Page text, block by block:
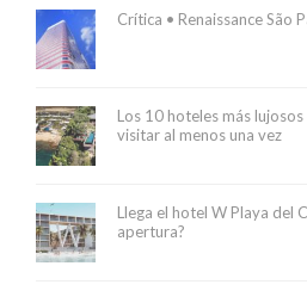
Crítica • Renaissance São
Los 10 hoteles más
visitar al menos una vez
Llega el hotel W Playa del
apertura?